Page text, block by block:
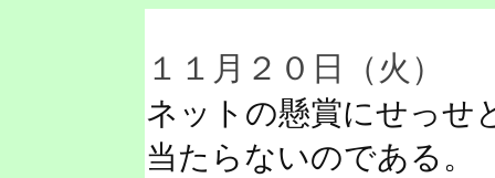
１１月２０日（火）
ネットの懸賞にせっせ
当たらないのである。